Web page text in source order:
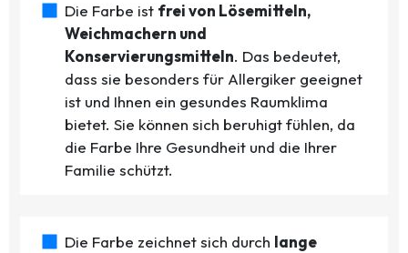
Die Farbe ist frei von Lösemitteln,
Weichmachern und
Konservierungsmitteln. Das bedeutet,
dass sie besonders für Allergiker geeignet
ist und Ihnen ein gesundes Raumklima
bietet. Sie können sich beruhigt fühlen, da
die Farbe Ihre Gesundheit und die Ihrer
Familie schützt.
Die Farbe zeichnet sich durch lange